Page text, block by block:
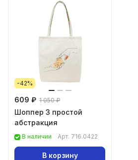
-42%
609 ₽ 1 050 ₽
Шоппер 3 простой
абстракция
В наличии Арт. 716.0422
В корзину